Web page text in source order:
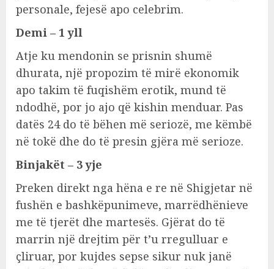
personale, fejesë apo celebrim.
Demi – 1 yll
Atje ku mendonin se prisnin shumë
dhurata, një propozim të mirë ekonomik
apo takim të fuqishëm erotik, mund të
ndodhë, por jo ajo që kishin menduar. Pas
datës 24 do të bëhen më seriozë, me këmbë
në tokë dhe do të presin gjëra më serioze.
Binjakët – 3 yje
Preken direkt nga hëna e re në Shigjetar në
fushën e bashkëpunimeve, marrëdhënieve
me të tjerët dhe martesës. Gjërat do të
marrin një drejtim për t’u rregulluar e
çliruar, por kujdes sepse sikur nuk janë